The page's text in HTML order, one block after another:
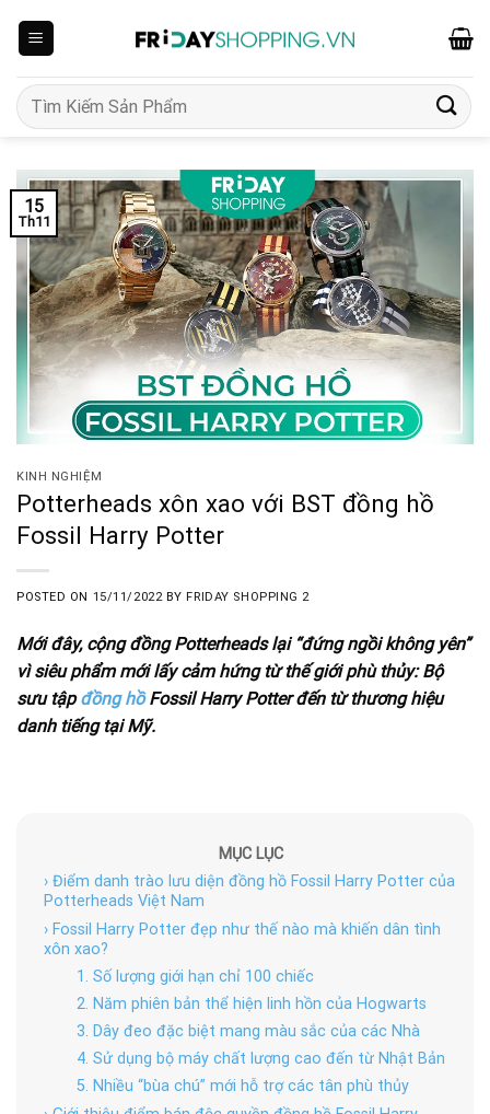
Tìm
kiếm:
15
Th11
KINH NGHIỆM
Potterheads xôn xao với BST đồng hồ
Fossil Harry Potter
POSTED ON 15/11/2022 BY FRIDAY SHOPPING 2
Mới đây, cộng đồng Potterheads lại “đứng ngồi không yên”
vì siêu phẩm mới lấy cảm hứng từ thế giới phù thủy: Bộ
sưu tậpđồng hồFossil Harry Potter đến từ thương hiệu
danh tiếng tại Mỹ.
MỤC LỤC
› Điểm danh trào lưu diện đồng hồ Fossil Harry Potter của
Potterheads Việt Nam
› Fossil Harry Potter đẹp như thế nào mà khiến dân tình
xôn xao?
1. Số lượng giới hạn chỉ 100 chiếc
2. Năm phiên bản thể hiện linh hồn của Hogwarts
3. Dây đeo đặc biệt mang màu sắc của các Nhà
4. Sử dụng bộ máy chất lượng cao đến từ Nhật Bản
5. Nhiều “bùa chú” mới hỗ trợ các tân phù thủy